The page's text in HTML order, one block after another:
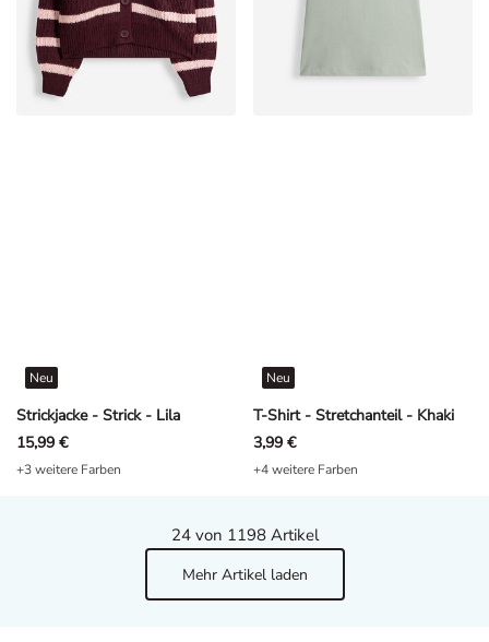
Strickjacke - Strick - Lila
Neu
15,99 €
+3 weitere Farben
T-Shirt - Stretchanteil - Khaki
Neu
3,99 €
+4 weitere Farben
24von 1198 Artikel
Mehr Artikel laden